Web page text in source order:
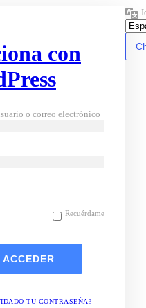
con
o correo electrónico
Recuérdame
TU CONTRASEÑA?